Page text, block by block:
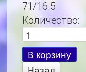
71/16.5
Количество: